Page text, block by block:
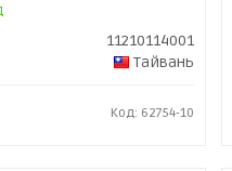
11210114001
Тайвань
Код: 62754-10